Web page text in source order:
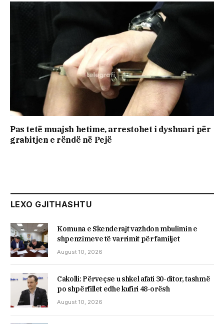
Pas tetë muajsh hetime, arrestohet i dyshuari për
grabitjen e rëndë në Pejë
LEXO GJITHASHTU
Komuna e Skenderajt vazhdon mbulimin e
shpenzimeve të varrimit për familjet
August 10, 2026
Cakolli: Përveçse u shkel afati 30-ditor, tashmë
po shpërfillet edhe kufiri 48-orësh
August 10, 2026